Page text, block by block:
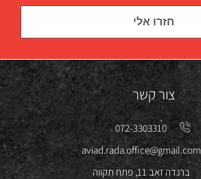
חזרו אלי
צור קשר
072-3303310
aviad.rada.office@gmail.com
ברנדה זאב 11, פתח תקווה